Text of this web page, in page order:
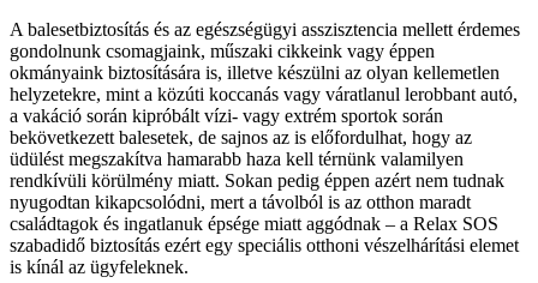
A balesetbiztosítás és az egészségügyi asszisztencia mellett érdemes
gondolnunk csomagjaink, műszaki cikkeink vagy éppen
okmányaink biztosítására is, illetve készülni az olyan kellemetlen
helyzetekre, mint a közúti koccanás vagy váratlanul lerobbant autó,
a vakáció során kipróbált vízi- vagy extrém sportok során
bekövetkezett balesetek, de sajnos az is előfordulhat, hogy az
üdülést megszakítva hamarabb haza kell térnünk valamilyen
rendkívüli körülmény miatt. Sokan pedig éppen azért nem tudnak
nyugodtan kikapcsolódni, mert a távolból is az otthon maradt
családtagok és ingatlanuk épsége miatt aggódnak – a Relax SOS
szabadidő biztosítás ezért egy speciális otthoni vészelhárítási elemet
is kínál az ügyfeleknek.